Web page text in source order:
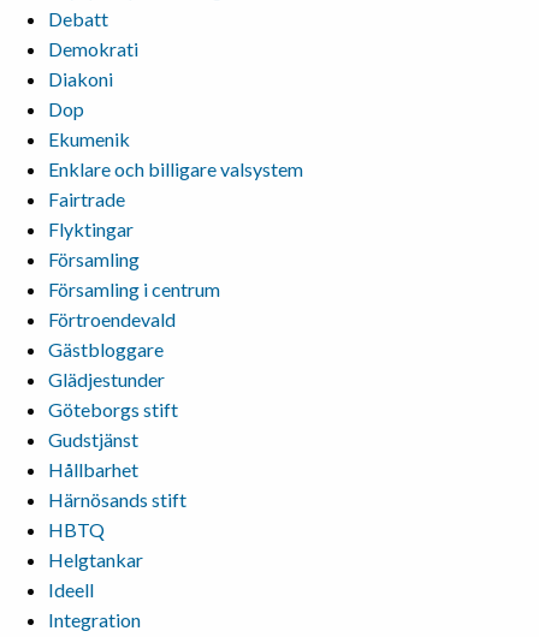
Debatt
Demokrati
Diakoni
Dop
Ekumenik
Enklare och billigare valsystem
Fairtrade
Flyktingar
Församling
Församling i centrum
Förtroendevald
Gästbloggare
Glädjestunder
Göteborgs stift
Gudstjänst
Hållbarhet
Härnösands stift
HBTQ
Helgtankar
Ideell
Integration